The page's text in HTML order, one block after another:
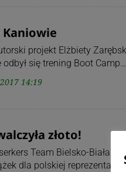
projekt Elżbiety
się trening Boot Camp…
14:19
złoto!
Team Bielsko-Biała
dla polskiej